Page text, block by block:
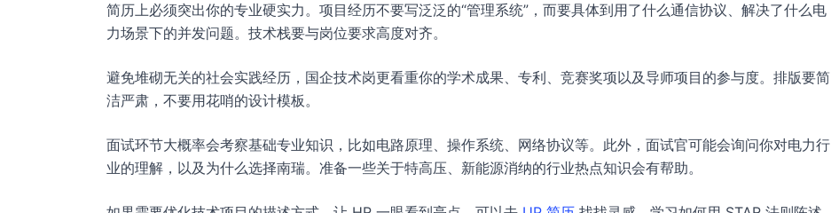
简历上必须突出你的专业硬实力。项目经历不要写泛泛的“管理系统”，而要具体到用了什么通信协议、解决了什么电
力场景下的并发问题。技术栈要与岗位要求高度对齐。
避免堆砌无关的社会实践经历，国企技术岗更看重你的学术成果、专利、竞赛奖项以及导师项目的参与度。排版要简
洁严肃，不要用花哨的设计模板。
面试环节大概率会考察基础专业知识，比如电路原理、操作系统、网络协议等。此外，面试官可能会询问你对电力行
业的理解，以及为什么选择南瑞。准备一些关于特高压、新能源消纳的行业热点知识会有帮助。